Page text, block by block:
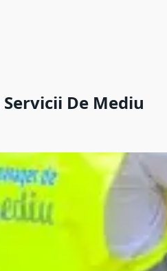
Servicii De Mediu